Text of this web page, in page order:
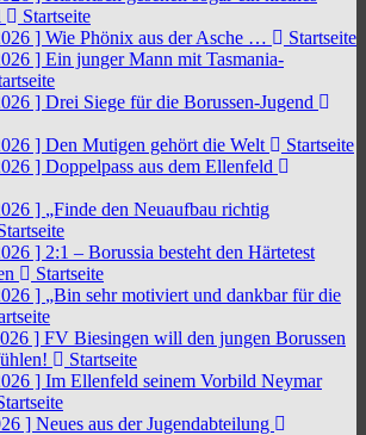
Startseite
] Wie Phönix aus der Asche …
Startseite
] Ein junger Mann mit Tasmania-
] Drei Siege für die Borussen-Jugend
] Den Mutigen gehört die Welt
Startseite
] Doppelpass aus dem Ellenfeld
] „Finde den Neuaufbau richtig
] 2:1 – Borussia besteht den Härtetest
Startseite
] „Bin sehr motiviert und dankbar für die
] FV Biesingen will den jungen Borussen
Startseite
] Im Ellenfeld seinem Vorbild Neymar
] Neues aus der Jugendabteilung